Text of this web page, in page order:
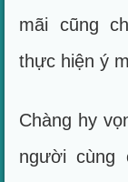
mãi cũng
thực hiện ý
Chàng hy
người cùng